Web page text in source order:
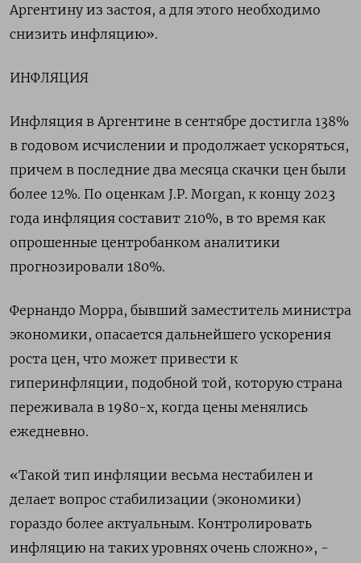
Аргентину из застоя, а для этого необходимо
снизить инфляцию».
ИНФЛЯЦИЯ
Инфляция в Аргентине в сентябре достигла 138%
в годовом исчислении и продолжает ускоряться,
причем в последние два месяца скачки цен были
более 12%. По оценкам J.P. Morgan, к концу 2023
года инфляция составит 210%, в то время как
опрошенные центробанком аналитики
прогнозировали 180%.
Фернандо Морра, бывший заместитель министра
экономики, опасается дальнейшего ускорения
роста цен, что может привести к
гиперинфляции, подобной той, которую страна
переживала в 1980-х, когда цены менялись
ежедневно.
«Такой тип инфляции весьма нестабилен и
делает вопрос стабилизации (экономики)
гораздо более актуальным. Контролировать
инфляцию на таких уровнях очень сложно», -